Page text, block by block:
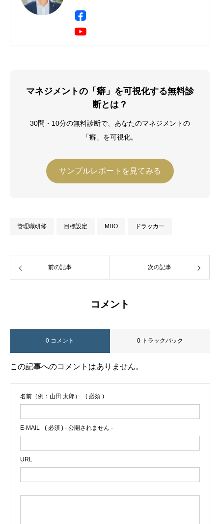
グ・事業開発・投資事業に携わり、イン
ド・ドイツ・シンガポールに9年間駐
える。Harvard Business School
Program for Leadership Development
修了（2019年）。その後、独立し、中小
企業診断士として数多くの企業経営の現
マネジメントの「癖」を可視化する無料診
断とは？
30問・10分の無料診断で、あなたのマネジメントの
「癖」を可視化。
サンプルレポートを見てみる
管理職研修 目標設定 MBO ドラッカー
前の記事 次の記事
コメント
0 コメント 0 トラックバック
この記事へのコメントはありません。
名前（例：山田 太郎） ( 必須 )
E-MAIL ( 必須 ) - 公開されません -
URL